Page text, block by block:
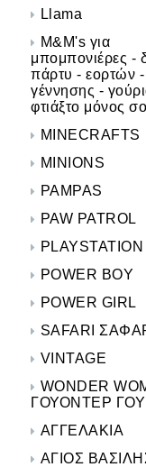
Llama
M&M's για
μπομπονιέρες -
πάρτυ - εορτών -
γέννησης -
φτιάξτο μόνος
MINECRAFTS
MINIONS
PAMPAS
PAW PATROL
PLAYSTATION
POWER BOY
POWER GIRL
SAFARI
VINTAGE
WONDER
ΓΟΥΟΝΤΕΡ
ΑΓΓΕΛΑΚΙΑ
ΑΓΙΟΣ